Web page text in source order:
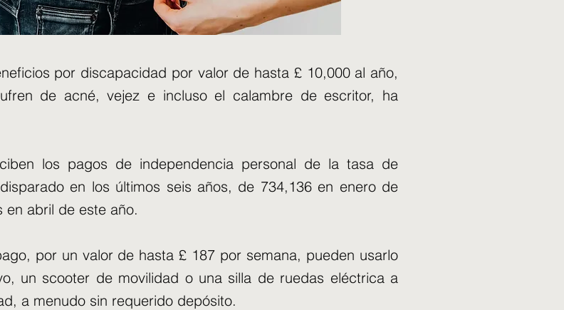
por discapacidad por valor de hasta £ 10,000 al año,
de acné, vejez e incluso el calambre de escritor, ha
los pagos de independencia personal de la tasa de
en los últimos seis años, de 734,136 en enero de
en abril de este año.
por un valor de hasta £ 187 por semana, pueden usarlo
un scooter de movilidad o una silla de ruedas eléctrica a
a menudo sin requerido depósito.